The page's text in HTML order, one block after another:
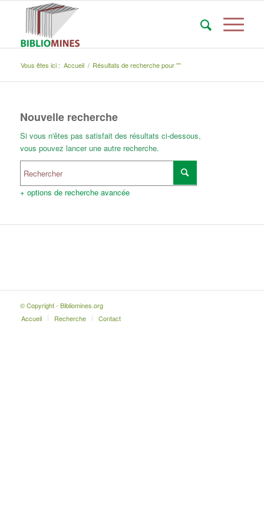
Vous êtes ici : Accueil / Résultats de recherche pour ""
Nouvelle recherche
Si vous n'êtes pas satisfait des résultats ci-dessous,
vous pouvez lancer une autre recherche.
+ options de recherche avancée
© Copyright - Bibliomines.org
Accueil
Recherche Contact